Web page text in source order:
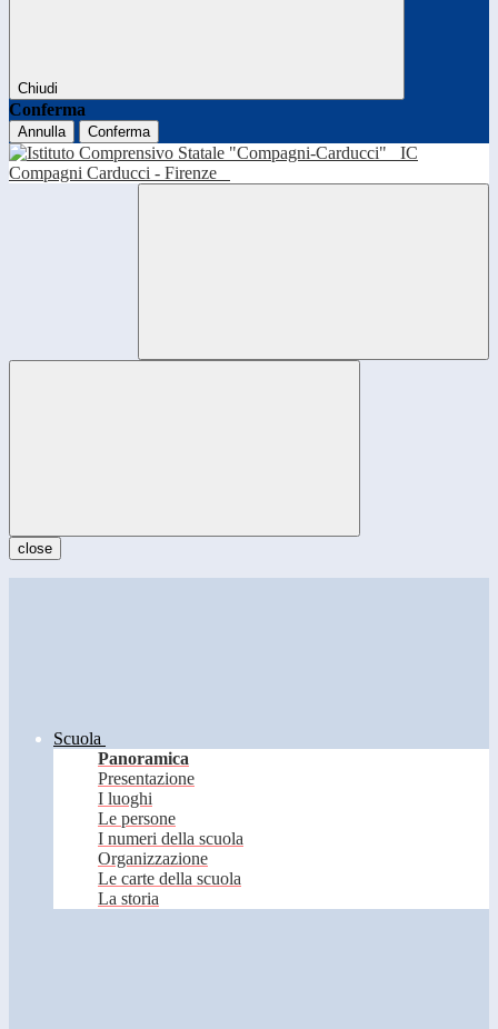
Chiudi
Conferma
Annulla Conferma
IC
Compagni Carducci - Firenze
close
Scuola
Panoramica
Presentazione
I luoghi
Le persone
I numeri della scuola
Organizzazione
Le carte della scuola
La storia